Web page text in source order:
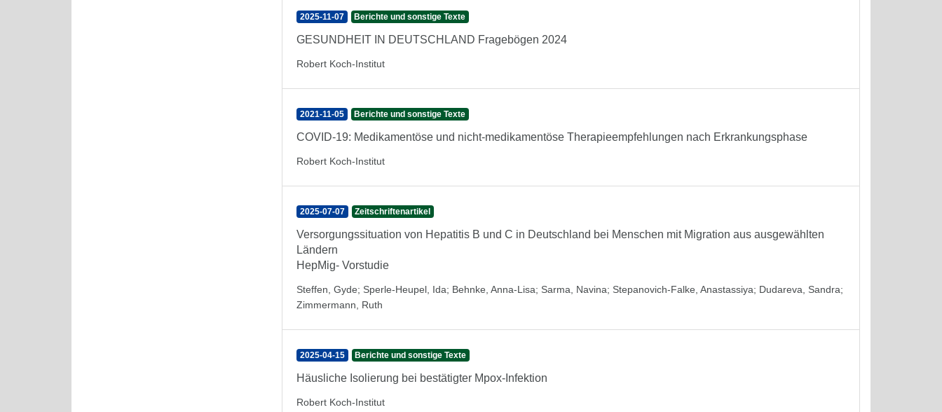
2025-11-07 Berichte und sonstige Texte
GESUNDHEIT IN DEUTSCHLAND Fragebögen 2024
Robert Koch-Institut
2021-11-05 Berichte und sonstige Texte
COVID-19: Medikamentöse und nicht-medikamentöse Therapieempfehlungen nach Erkrankungsphase
Robert Koch-Institut
2025-07-07 Zeitschriftenartikel
Versorgungssituation von Hepatitis B und C in Deutschland bei Menschen mit Migration aus ausgewählten
Ländern
HepMig- Vorstudie
Steffen, Gyde; Sperle-Heupel, Ida; Behnke, Anna-Lisa; Sarma, Navina; Stepanovich-Falke, Anastassiya; Dudareva, Sandra;
Zimmermann, Ruth
2025-04-15 Berichte und sonstige Texte
Häusliche Isolierung bei bestätigter Mpox-Infektion
Robert Koch-Institut